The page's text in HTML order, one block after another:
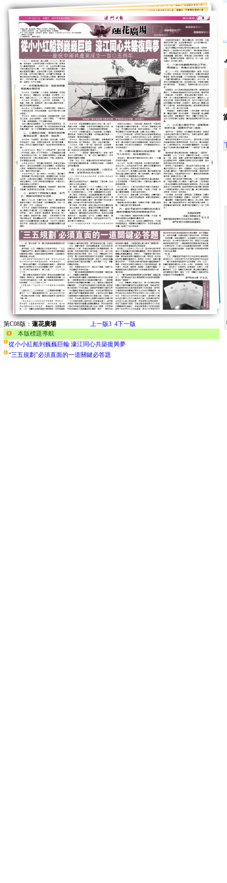
第C08版： 蓮花廣場 上一版3 4下一版
本版標題導航
從小小紅船到巍巍巨輪 濠江同心共築復興夢
“三五規劃”必須直面的一道關鍵必答題